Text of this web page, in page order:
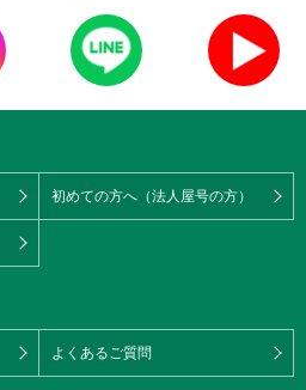
初めての方へ（法人屋号の方）
よくあるご質問